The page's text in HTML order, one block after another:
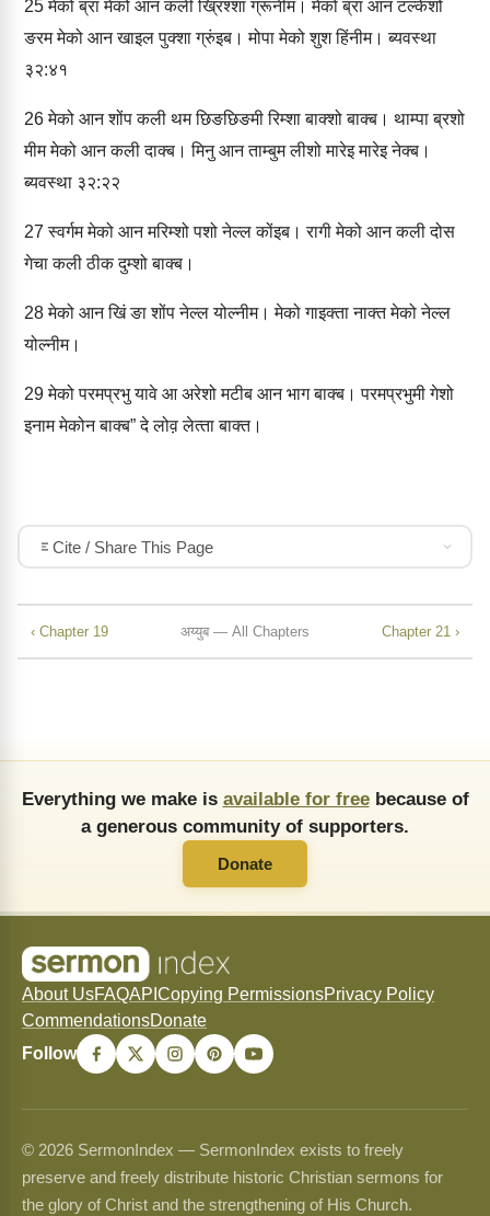
25मेको ब्रा मेको आन कली ख्रिश्‍शा ग्रूनीम। मेको ब्रा आन टल्‍केशो
ङरम मेको आन खाइल पुक्‍शा ग्रुंइब। मोपा मेको शुश हिंनीम। ब्‍यवस्‍था
३२:४१
26मेको आन शोंप कली थम छिङछिङमी रिम्‍शा बाक्‍शो बाक्‍ब। थाम्‍पा ब्रशो
मीम मेको आन कली दाक्‍ब। मिनु आन ताम्‍बुम लीशो मारेइ मारेइ नेक्‍ब।
ब्‍यवस्‍था ३२:२२
27 स्‍वर्गम मेको आन मरिम्‍शो पशो नेल्‍ल कोंइब। रागी मेको आन कली दोस
गेचा कली ठीक दुम्‍शो बाक्‍ब।
28मेको आन खिं ङा शोंप नेल्‍ल योल्‍नीम। मेको गाइक्‍ता नाक्‍त मेको नेल्‍ल
योल्‍नीम।
29मेको परमप्रभु यावे आ अरेशो मटीब आन भाग बाक्‍ब। परमप्रभुमी गेशो
इनाम मेकोन बाक्‍ब” दे लोव़ लेत्‍ता बाक्‍त।
Cite / Share This Page
‹ Chapter 19 अय्‍युब — All Chapters Chapter 21 ›
Everything we make is available for freebecause of
a generous community of supporters.
Donate
About UsFAQAPI Copying PermissionsPrivacy Policy
CommendationsDonate
Follow
© 2026 SermonIndex — SermonIndex exists to freely
preserve and freely distribute historic Christian sermons for
the glory of Christ and the strengthening of His Church.